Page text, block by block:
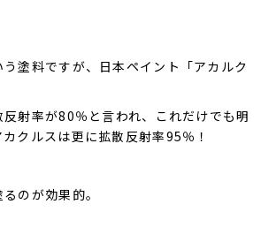
塗料ですが、日本ペイント「アカルク
射率が80％と言われ、これだけでも明
クルスは更に拡散反射率95％！
のが効果的。